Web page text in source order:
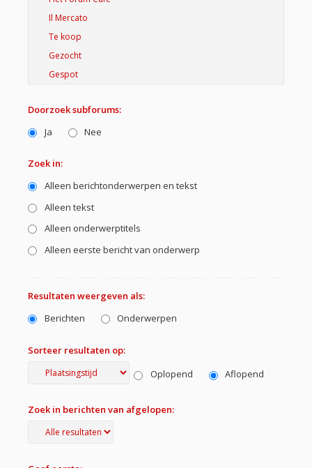
Doorzoek subforums:
Ja
Nee
Zoek in:
Alleen berichtonderwerpen en tekst
Alleen tekst
Alleen onderwerptitels
Alleen eerste bericht van onderwerp
Resultaten weergeven als:
Berichten
Onderwerpen
Sorteer resultaten op:
Oplopend
Aflopend
Zoek in berichten van afgelopen: